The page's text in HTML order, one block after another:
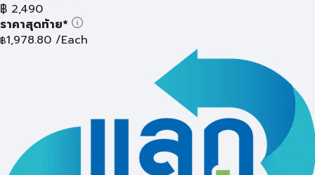
฿ 2,490
ราคาสุดท้าย*
฿1,978.80 /Each